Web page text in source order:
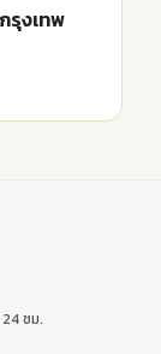
รุงเทพ
ชม.